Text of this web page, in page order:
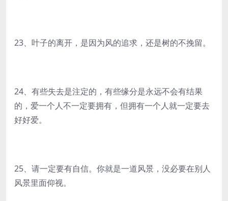
23、叶子的离开，是因为风的追求，还是树的不挽留。
24、有些失去是注定的，有些缘分是永远不会有结果
的，爱一个人不一定要拥有，但拥有一个人就一定要去
好好爱。
25、请一定要有自信。你就是一道风景，没必要在别人
风景里面仰视。